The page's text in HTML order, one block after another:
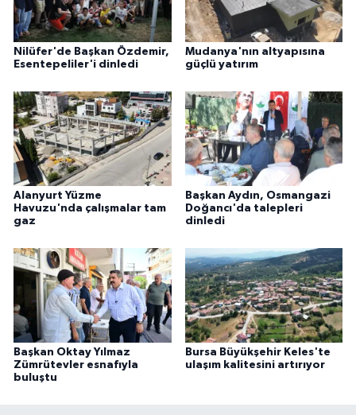
Nilüfer'de Başkan Özdemir,
Esentepeliler'i dinledi
Mudanya'nın altyapısına
güçlü yatırım
Alanyurt Yüzme
Havuzu'nda çalışmalar tam
gaz
Başkan Aydın, Osmangazi
Doğancı'da talepleri
dinledi
Başkan Oktay Yılmaz
Zümrütevler esnafıyla
buluştu
Bursa Büyükşehir Keles'te
ulaşım kalitesini artırıyor